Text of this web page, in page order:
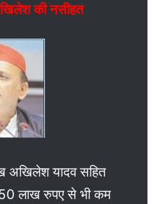
की नसीहत
अखिलेश यादव सहित
50 लाख रुपए से भी कम